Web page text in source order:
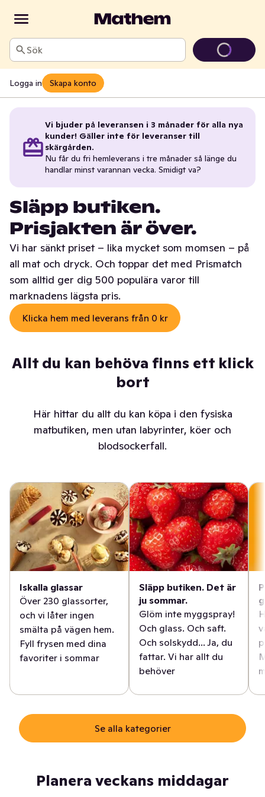
Sök
Logga in Skapa konto
Vi bjuder på leveransen i 3 månader för alla nya
kunder! Gäller inte för leveranser till
skärgården.
Nu får du fri hemleverans i tre månader så länge du
handlar minst varannan vecka. Smidigt va?
Släpp butiken.
Prisjakten är över.
Vi har sänkt priset – lika mycket som momsen – på
all mat och dryck. Och toppar det med Prismatch
som alltid ger dig 500 populära varor till
marknadens lägsta pris.
Klicka hem med leverans från 0 kr
Allt du kan behöva finns ett klick
bort
Här hittar du allt du kan köpa i den fysiska
matbutiken, men utan labyrinter, köer och
blodsockerfall.
Iskalla glassar
Över 230 glassorter,
och vi låter ingen
smälta på vägen hem.
Fyll frysen med dina
favoriter i sommar
Släpp butiken. Det är
ju sommar.
Glöm inte myggspray!
Och glass. Och saft.
Och solskydd... Ja, du
fattar. Vi har allt du
behöver
Se alla kategorier
Planera veckans middagar